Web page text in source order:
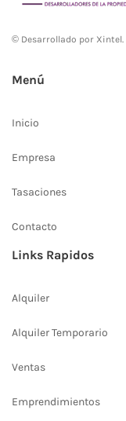
© Desarrollado por Xintel
Menú
Inicio
Empresa
Tasaciones
Contacto
Links Rapidos
Alquiler
Alquiler Temporario
Ventas
Emprendimientos